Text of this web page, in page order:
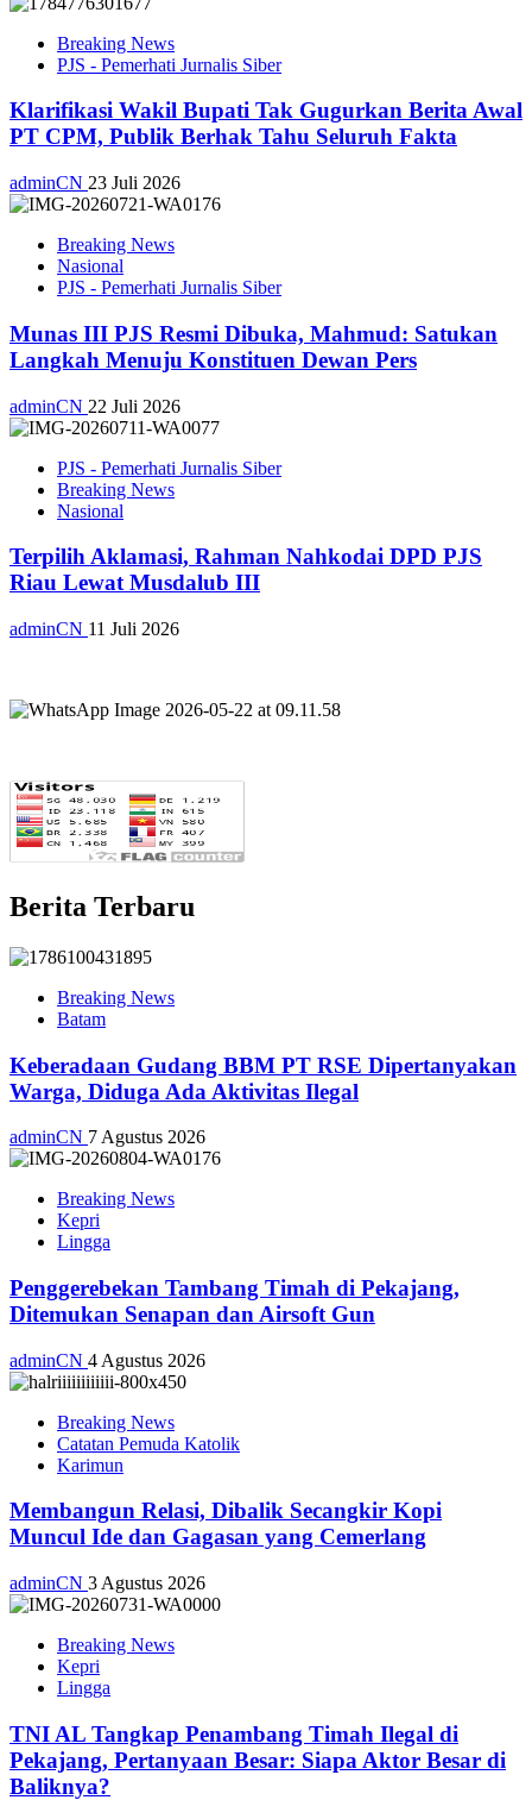
Breaking News
PJS - Pemerhati Jurnalis Siber
Klarifikasi Wakil Bupati Tak Gugurkan Berita Awal
PT CPM, Publik Berhak Tahu Seluruh Fakta
adminCN 23 Juli 2026
Breaking News
Nasional
PJS - Pemerhati Jurnalis Siber
Munas III PJS Resmi Dibuka, Mahmud: Satukan
Langkah Menuju Konstituen Dewan Pers
adminCN 22 Juli 2026
PJS - Pemerhati Jurnalis Siber
Breaking News
Nasional
Terpilih Aklamasi, Rahman Nahkodai DPD PJS
Riau Lewat Musdalub III
adminCN 11 Juli 2026
Berita Terbaru
Breaking News
Batam
Keberadaan Gudang BBM PT RSE Dipertanyakan
Warga, Diduga Ada Aktivitas Ilegal
adminCN 7 Agustus 2026
Breaking News
Kepri
Lingga
Penggerebekan Tambang Timah di Pekajang,
Ditemukan Senapan dan Airsoft Gun
adminCN 4 Agustus 2026
Breaking News
Catatan Pemuda Katolik
Karimun
Membangun Relasi, Dibalik Secangkir Kopi
Muncul Ide dan Gagasan yang Cemerlang
adminCN 3 Agustus 2026
Breaking News
Kepri
Lingga
TNI AL Tangkap Penambang Timah Ilegal di
Pekajang, Pertanyaan Besar: Siapa Aktor Besar di
Baliknya?